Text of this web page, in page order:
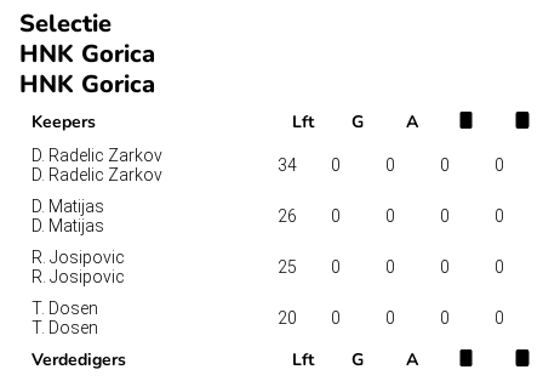
Selectie
HNK Gorica
HNK Gorica
Keepers Lft G A
D. Radelic Zarkov
D. Radelic Zarkov
34 0 0 0 0
D. Matijas
D. Matijas
26 0 0 0 0
R. Josipovic
R. Josipovic
25 0 0 0 0
T. Dosen
T. Dosen
20 0 0 0 0
Verdedigers Lft G A